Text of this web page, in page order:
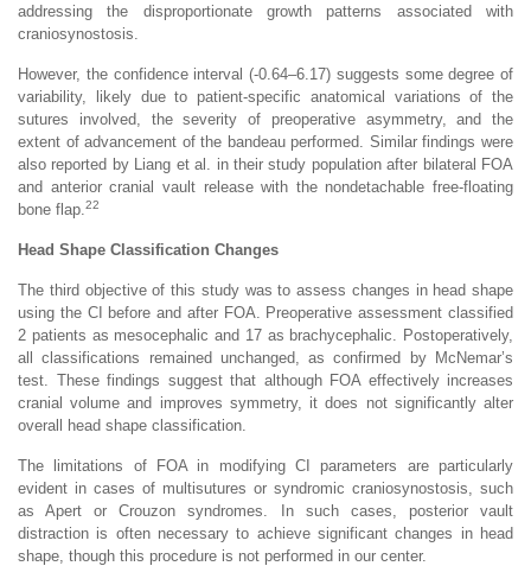
addressing the disproportionate growth patterns associated with
craniosynostosis.
However, the confidence interval (-0.64–6.17) suggests some degree of
variability, likely due to patient-specific anatomical variations of the
sutures involved, the severity of preoperative asymmetry, and the
extent of advancement of the bandeau performed. Similar findings were
also reported by Liang et al. in their study population after bilateral FOA
and anterior cranial vault release with the nondetachable free-floating
bone flap. 22
Head Shape Classification Changes
The third objective of this study was to assess changes in head shape
using the CI before and after FOA. Preoperative assessment classified
2 patients as mesocephalic and 17 as brachycephalic. Postoperatively,
all classifications remained unchanged, as confirmed by McNemar’s
test. These findings suggest that although FOA effectively increases
cranial volume and improves symmetry, it does not significantly alter
overall head shape classification.
The limitations of FOA in modifying CI parameters are particularly
evident in cases of multisutures or syndromic craniosynostosis, such
as Apert or Crouzon syndromes. In such cases, posterior vault
distraction is often necessary to achieve significant changes in head
shape, though this procedure is not performed in our center.